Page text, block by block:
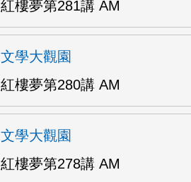
紅樓夢第281講 AM
文學大觀園
紅樓夢第280講 AM
文學大觀園
紅樓夢第278講 AM